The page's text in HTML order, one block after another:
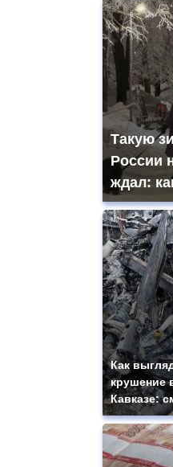
Такую
России
ждал:
Как
крушение
Кавказе: